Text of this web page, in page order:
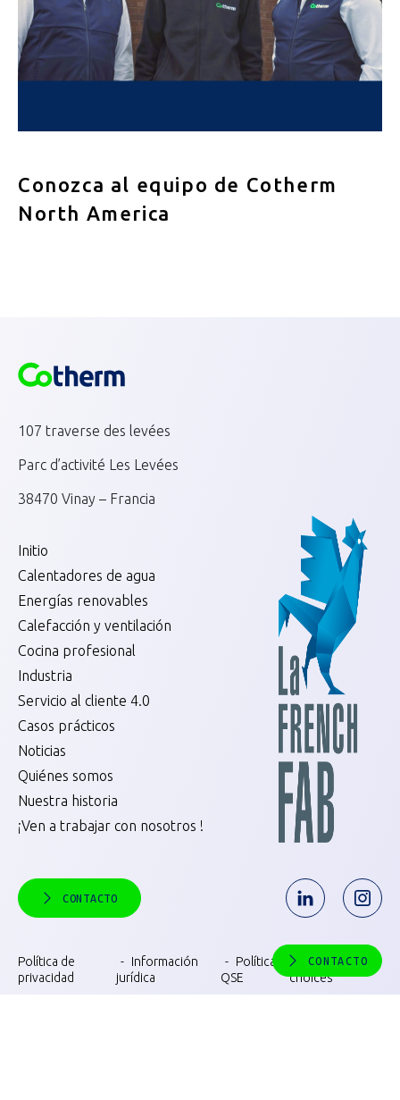
Conozca al equipo de Cotherm
North America
107 traverse des levées
Parc d’activité Les Levées
38470 Vinay – Francia
Initio
Calentadores de agua
Energías renovables
Calefacción y ventilación
Cocina profesional
Industria
Servicio al cliente 4.0
Casos prácticos
Noticias
Quiénes somos
Nuestra historia
¡Ven a trabajar con nosotros !
CONTACTO
Política de
privacidad
Información
jurídica
Política
QSE
Consent
choices
CONTACTO